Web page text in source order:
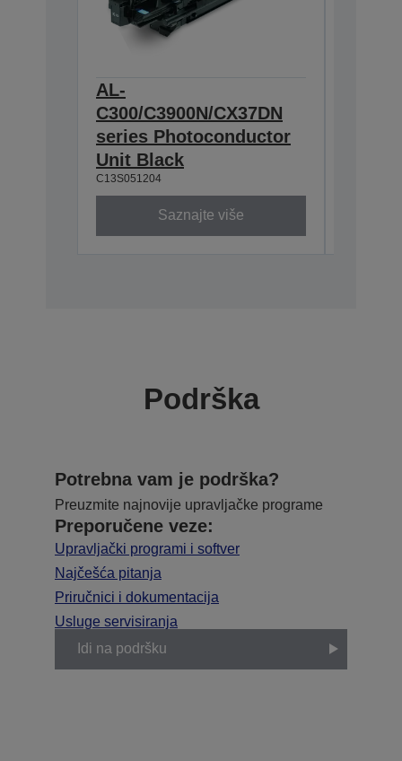
AL-
C300/C3900N/CX37DN
series Photoconductor
Unit Black
C13S051204
Saznajte više
Podrška
Potrebna vam je podrška?
Preuzmite najnovije upravljačke programe
Preporučene veze:
Upravljački programi i softver
Najčešća pitanja
Priručnici i dokumentacija
Usluge servisiranja
Idi na podršku